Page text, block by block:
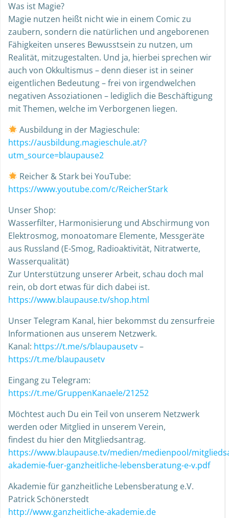
Was ist Magie?
Magie nutzen heißt nicht wie in einem Comic zu
zaubern, sondern die natürlichen und angeborenen
Fähigkeiten unseres Bewusstsein zu nutzen, um
Realität, mitzugestalten. Und ja, hierbei sprechen wir
auch von Okkultismus – denn dieser ist in seiner
eigentlichen Bedeutung – frei von irgendwelchen
negativen Assoziationen – lediglich die Beschäftigung
mit Themen, welche im Verborgenen liegen.
Ausbildung in der Magieschule:
https://ausbildung.magieschule.at/?
utm_source=blaupause2
Reicher & Stark bei YouTube:
https://www.youtube.com/c/ReicherStark
Unser Shop:
Wasserfilter, Harmonisierung und Abschirmung von
Elektrosmog, monoatomare Elemente, Messgeräte
aus Russland (E-Smog, Radioaktivität, Nitratwerte,
Wasserqualität)
Zur Unterstützung unserer Arbeit, schau doch mal
rein, ob dort etwas für dich dabei ist.
https://www.blaupause.tv/shop.html
Unser Telegram Kanal, hier bekommst du zensurfreie
Informationen aus unserem Netzwerk.
Kanal: https://t.me/s/blaupausetv–
https://t.me/blaupausetv
Eingang zu Telegram:
https://t.me/GruppenKanaele/21252
Möchtest auch Du ein Teil von unserem Netzwerk
werden oder Mitglied in unserem Verein,
findest du hier den Mitgliedsantrag.
https://www.blaupause.tv/medien/medienpool/
akademie-fuer-ganzheitliche-lebensberatung-e-v.pdf
Akademie für ganzheitliche Lebensberatung e.V.
Patrick Schönerstedt
http://www.ganzheitliche-akademie.de